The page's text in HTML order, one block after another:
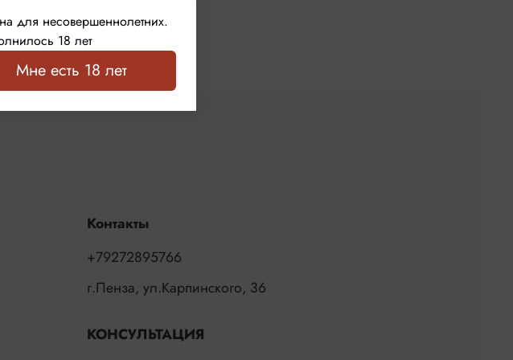
Контакты
+79272895766
г.Пенза, ул.Карпинского, 36
КОНСУЛЬТАЦИЯ
для несовершеннолетних.
18 лет
Мне есть 18 лет